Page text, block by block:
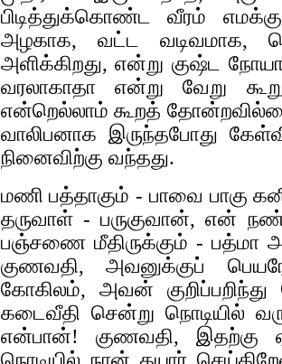
பிடித்துக்கொண்ட வீரம்
அழகாக, வட்ட வடிவமாக,
அளிக்கிறது, என்று குஷ்ட
வரலாகாதா என்று வேறு
என்றெல்லாம் கூறத்
வாலிபனாக இருந்தபோது
நினைவிற்கு வந்தது.
மணி பத்தாகும் - பாவை பாகு
தருவாள் - பருகுவான், என்
பஞ்சணை மீதிருக்கும் -
குணவதி, அவனுக்குப்
கோகிலம், அவன் குறிப்பறிந்து
கடைவீதி சென்று நொடியில்
என்பான்! குணவதி, இதற்கு